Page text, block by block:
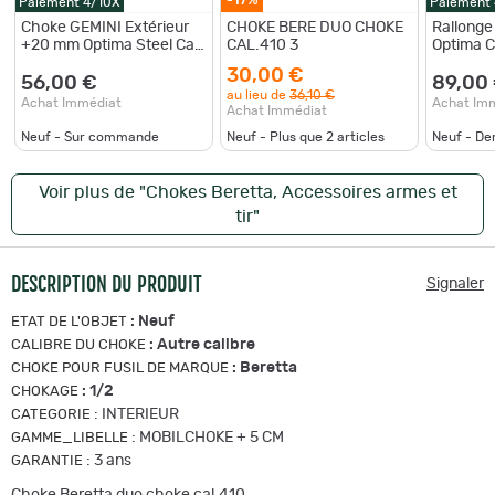
Choke GEMINI Extérieur
+20 mm Optima Steel Cal
56,00 €
Achat Immédiat
Neuf - Sur commande
CHOKE BERE DUO CHOKE
CAL.410 3
30,00 €
au lieu de 36,10 €
Achat Immédiat
Neuf - Plus que 2 articles
Optima
89,00
Achat
Neuf -
Voir plus de "Chokes Beretta, Accessoires armes et
tir"
DESCRIPTION DU PRODUIT Signaler
ETAT DE L'OBJET : Neuf
CALIBRE DU CHOKE : Autre calibre
CHOKE POUR FUSIL DE MARQUE : Beretta
CHOKAGE : 1/2
CATEGORIE : INTERIEUR
GAMME_LIBELLE : MOBILCHOKE + 5 CM
GARANTIE : 3 ans